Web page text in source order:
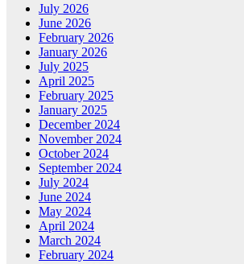
July 2026
June 2026
February 2026
January 2026
July 2025
April 2025
February 2025
January 2025
December 2024
November 2024
October 2024
September 2024
July 2024
June 2024
May 2024
April 2024
March 2024
February 2024